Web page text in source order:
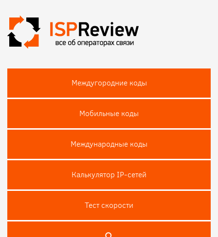
Междугородние коды
Мобильные коды
Международные коды
Калькулятор IP-сетей
Тест скороcти